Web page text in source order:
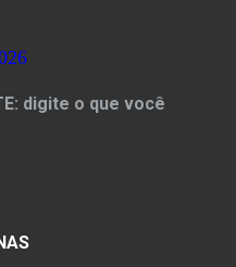
digite o que você